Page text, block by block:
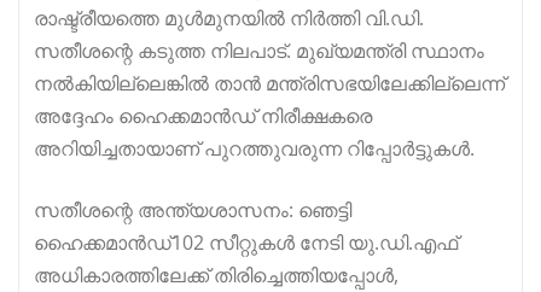
രാഷ്ട്രീയത്തെ മുൾമുനയിൽ നിർത്തി വി.ഡി.
സതീശന്റെ കടുത്ത നിലപാട്. മുഖ്യമന്ത്രി സ്ഥാനം
നൽകിയില്ലെങ്കിൽ താൻ മന്ത്രിസഭയിലേക്കില്ലെന്ന്
അദ്ദേഹം ഹൈക്കമാൻഡ് നിരീക്ഷകരെ
അറിയിച്ചതായാണ് പുറത്തുവരുന്ന റിപ്പോർട്ടുകൾ.
സതീശന്റെ അന്ത്യശാസനം: ഞെട്ടി
ഹൈക്കമാൻഡ്102 സീറ്റുകൾ നേടി യു.ഡി.എഫ്
അധികാരത്തിലേക്ക് തിരിച്ചെത്തിയപ്പോൾ,